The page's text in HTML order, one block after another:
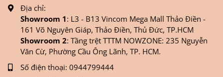
Địa chỉ:
Showroom 1: L3 - B13 Vincom Mega Mall Thảo Điền -
161 Võ Nguyên Giáp, Thảo Điền, Thủ Đức, TP.HCM
Showroom 2: Tầng trệt TTTM NOWZONE: 235 Nguyễn
Văn Cừ, Phường Cầu Ông Lãnh, TP. HCM.
Số điện thoại: 0944799444